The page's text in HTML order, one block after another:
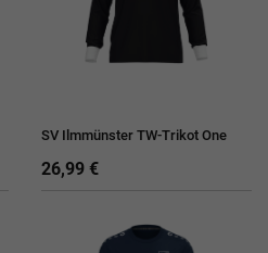
SV Ilmmünster TW-Trikot One
26,99 €